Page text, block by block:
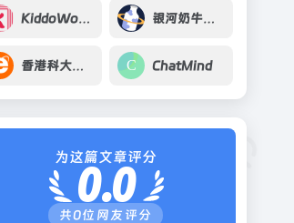
KiddoWorksheets 银河奶牛放置（Milky Way Idle）
香港科大机构知识库 ChatMind
为这篇文章评分
0.0
共0位网友评分